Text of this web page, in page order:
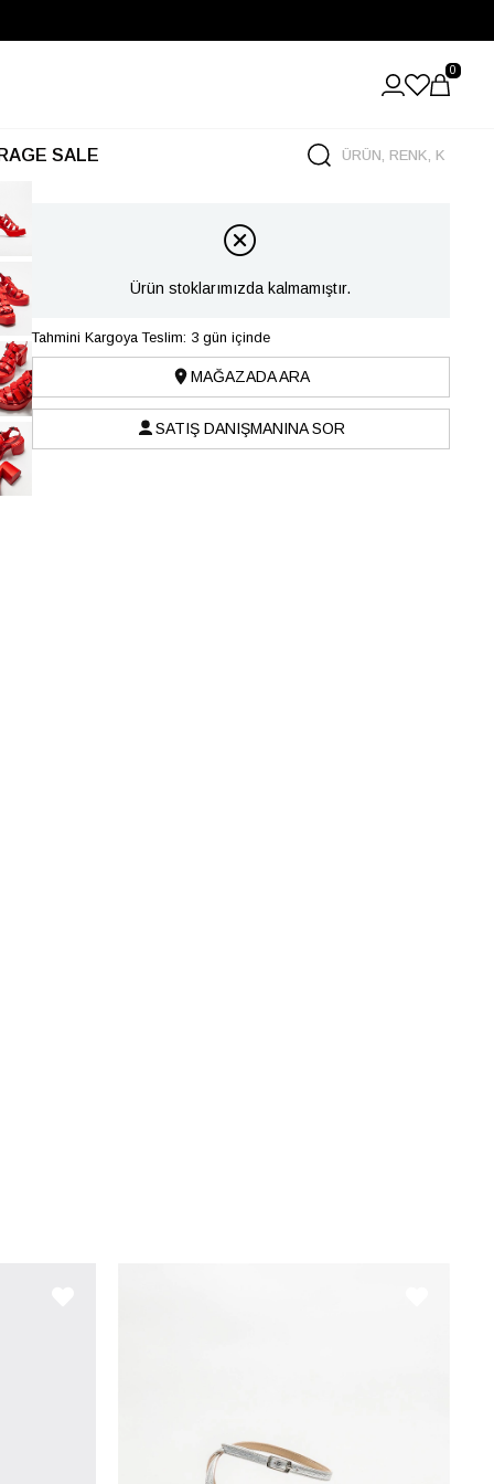
0
SALE
Ürün stoklarımızda kalmamıştır.
Tahmini Kargoya Teslim: 3 gün içinde
MAĞAZADA ARA
SATIŞ DANIŞMANINA SOR